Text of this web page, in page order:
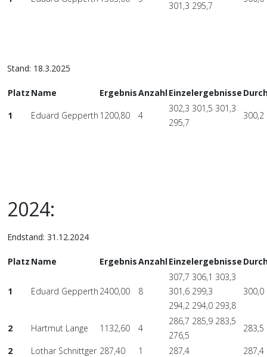
301,3 295,7
Stand: 18.3.2025
Platz Name ErgebnisAnzahlEinzelergebnisse
1
Eduard Gepperth 1200,80 4
302,3 301,5 301,3
295,7
300,2
2024:
Endstand: 31.12.2024
Platz Name ErgebnisAnzahlEinzelergebnisse
1 Eduard Gepperth 2400,00 8
307,7 306,1 303,3
301,6 299,3
294,2 294,0 293,8
300,0
2 Hartmut Lange 1132,60 4
286,7 285,9 283,5
276,5
283,5
2
Lothar Schnittger 287,40 1 287,4 287,4